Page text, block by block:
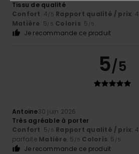
Tissu de qualité
Confort: 4/5 Rapport qualité / prix: 4
Matière: 5/5 Coloris: 5 /5
Je recommande ce produit
5/5
Antoine30 juin 2026
Très agréable à porter
Confort: 5/5 Rapport qualité / prix: 4
parfaite Matière: 5 /5 Coloris: 5 /5
Je recommande ce produit